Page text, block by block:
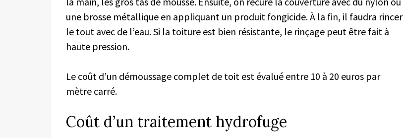
une brosse métallique en appliquant un produit fongicide. À la fin, il faudra rincer
le tout avec de l’eau. Si la toiture est bien résistante, le rinçage peut être fait à
haute pression.
Le coût d’un démoussage complet de toit est évalué entre 10 à 20 euros par
mètre carré.
Coût d’un traitement hydrofuge